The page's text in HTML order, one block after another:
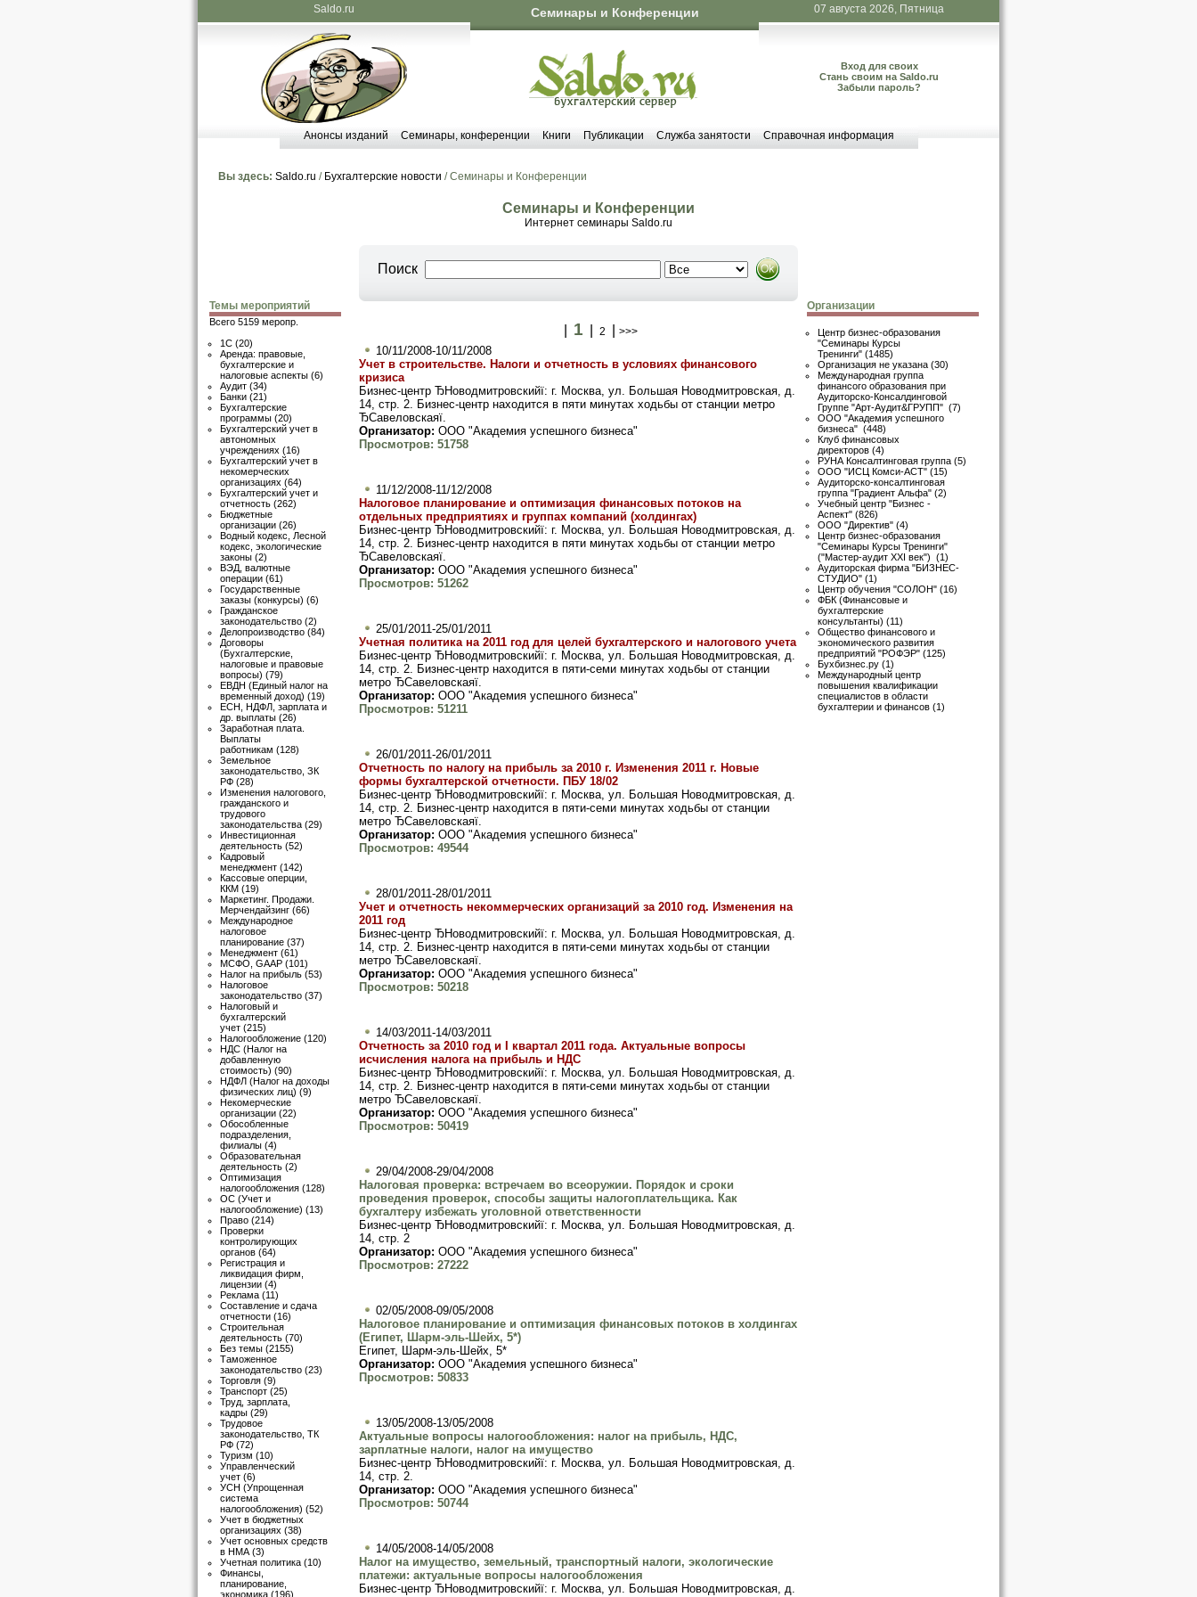
Saldo.ru Семинары и Конференции 07 августа 2026, Пятница
Вход для своих
Стань своим на Saldo.ru
Забыли пароль?
Анонсы изданий Семинары, конференции Книги Публикации Служба занятости Справочная информация
Вы здесь: Saldo.ru / Бухгалтерские новости / Семинары и Конференции
Семинары и Конференции
Интернет семинары Saldo.ru
Поиск
1 2 >>>
Темы мероприятий
Всего 5159 меропр.
1C (20)
Аренда: правовые,
бухгалтерские и
налоговые аспекты (6)
Аудит (34)
Банки (21)
Бухгалтерские
программы (20)
Бухгалтерский учет в
автономных
учреждениях (16)
Бухгалтерский учет в
некомерческих
организациях (64)
Бухгалтерский учет и
отчетность (262)
Бюджетные
организации (26)
Водный кодекс, Лесной
кодекс, экологические
законы (2)
ВЭД, валютные
операции (61)
Государственные
заказы (конкурсы) (6)
Гражданское
законодательство (2)
Делопроизводство (84)
Договоры
(Бухгалтерские,
налоговые и правовые
вопросы) (79)
ЕВДН (Единый налог на
временный доход) (19)
ЕСН, НДФЛ, зарплата и
др. выплаты (26)
Заработная плата.
Выплаты
работникам (128)
Земельное
законодательство, ЗК
РФ (28)
Изменения налогового,
гражданского и
трудового
законодательства (29)
Инвестиционная
деятельность (52)
Кадровый
менеджмент (142)
Кассовые оперции,
ККМ (19)
Маркетинг. Продажи.
Мерчендайзинг (66)
Международное
налоговое
планирование (37)
Менеджмент (61)
МСФО, GAAP (101)
Налог на прибыль (53)
Налоговое
законодательство (37)
Налоговый и
бухгалтерский
учет (215)
Налогообложение (120)
НДС (Налог на
добавленную
стоимость) (90)
НДФЛ (Налог на доходы
физических лиц) (9)
Некомерческие
организации (22)
Обособленные
подразделения,
филиалы (4)
Образовательная
деятельность (2)
Оптимизация
налогообложения (128)
ОС (Учет и
налогообложение) (13)
Право (214)
Проверки
контролирующих
органов (64)
Регистрация и
ликвидация фирм,
лицензии (4)
Реклама (11)
Составление и сдача
отчетности (16)
Строительная
деятельность (70)
Без темы (2155)
Таможенное
законодательство (23)
Торговля (9)
Транспорт (25)
Труд, зарплата,
кадры (29)
Трудовое
законодательство, ТК
РФ (72)
Туризм (10)
Управленческий
учет (6)
УСН (Упрощенная
система
налогообложения) (52)
Учет в бюджетных
организациях (38)
Учет основных средств
в НМА (3)
Учетная политика (10)
Финансы,
планирование,
экономика (196)
10/11/2008-10/11/2008
Учет в строительстве. Налоги и отчетность в условиях финансового
кризиса
Бизнес-центр ЂНоводмитровскийї: г. Москва, ул. Большая Новодмитровская, д.
14, стр. 2. Бизнес-центр находится в пяти минутах ходьбы от станции метро
ЂСавеловскаяї.
Организатор: ООО "Академия успешного бизнеса"
Просмотров: 51758
11/12/2008-11/12/2008
Налоговое планирование и оптимизация финансовых потоков на
отдельных предприятиях и группах компаний (холдингах)
Бизнес-центр ЂНоводмитровскийї: г. Москва, ул. Большая Новодмитровская, д.
14, стр. 2. Бизнес-центр находится в пяти минутах ходьбы от станции метро
ЂСавеловскаяї.
Организатор: ООО "Академия успешного бизнеса"
Просмотров: 51262
25/01/2011-25/01/2011
Учетная политика на 2011 год для целей бухгалтерского и налогового учета
Бизнес-центр ЂНоводмитровскийї: г. Москва, ул. Большая Новодмитровская, д.
14, стр. 2. Бизнес-центр находится в пяти-семи минутах ходьбы от станции
метро ЂСавеловскаяї.
Организатор: ООО "Академия успешного бизнеса"
Просмотров: 51211
26/01/2011-26/01/2011
Отчетность по налогу на прибыль за 2010 г. Изменения 2011 г. Новые
формы бухгалтерской отчетности. ПБУ 18/02
Бизнес-центр ЂНоводмитровскийї: г. Москва, ул. Большая Новодмитровская, д.
14, стр. 2. Бизнес-центр находится в пяти-семи минутах ходьбы от станции
метро ЂСавеловскаяї.
Организатор: ООО "Академия успешного бизнеса"
Просмотров: 49544
28/01/2011-28/01/2011
Учет и отчетность некоммерческих организаций за 2010 год. Изменения на
2011 год
Бизнес-центр ЂНоводмитровскийї: г. Москва, ул. Большая Новодмитровская, д.
14, стр. 2. Бизнес-центр находится в пяти-семи минутах ходьбы от станции
метро ЂСавеловскаяї.
Организатор: ООО "Академия успешного бизнеса"
Просмотров: 50218
14/03/2011-14/03/2011
Отчетность за 2010 год и I квартал 2011 года. Актуальные вопросы
исчисления налога на прибыль и НДС
Бизнес-центр ЂНоводмитровскийї: г. Москва, ул. Большая Новодмитровская, д.
14, стр. 2. Бизнес-центр находится в пяти-семи минутах ходьбы от станции
метро ЂСавеловскаяї.
Организатор: ООО "Академия успешного бизнеса"
Просмотров: 50419
29/04/2008-29/04/2008
Налоговая проверка: встречаем во всеоружии. Порядок и сроки
проведения проверок, способы защиты налогоплательщика. Как
бухгалтеру избежать уголовной ответственности
Бизнес-центр ЂНоводмитровскийї: г. Москва, ул. Большая Новодмитровская, д.
14, стр. 2
Организатор: ООО "Академия успешного бизнеса"
Просмотров: 27222
02/05/2008-09/05/2008
Налоговое планирование и оптимизация финансовых потоков в холдингах
(Египет, Шарм-эль-Шейх, 5*)
Египет, Шарм-эль-Шейх, 5*
Организатор: ООО "Академия успешного бизнеса"
Просмотров: 50833
13/05/2008-13/05/2008
Актуальные вопросы налогообложения: налог на прибыль, НДС,
зарплатные налоги, налог на имущество
Бизнес-центр ЂНоводмитровскийї: г. Москва, ул. Большая Новодмитровская, д.
14, стр. 2.
Организатор: ООО "Академия успешного бизнеса"
Просмотров: 50744
14/05/2008-14/05/2008
Налог на имущество, земельный, транспортный налоги, экологические
платежи: актуальные вопросы налогообложения
Бизнес-центр ЂНоводмитровскийї: г. Москва, ул. Большая Новодмитровская, д.
Организации
Центр бизнес-образования
"Семинары Курсы
Тренинги" (1485)
Организация не указана (30)
Международная группа
финансого образования при
Аудиторско-Консалдинговой
Группе "Арт-Аудит&ГРУПП" (7)
ООО "Академия успешного
бизнеса" (448)
Клуб финансовых
директоров (4)
РУНА Консалтинговая группа (5)
ООО "ИСЦ Комси-АСТ" (15)
Аудиторско-консалтинговая
группа "Градиент Альфа" (2)
Учебный центр "Бизнес -
Аспект" (826)
ООО "Директив" (4)
Центр бизнес-образования
"Семинары Курсы Тренинги"
("Мастер-аудит XXI век") (1)
Аудиторская фирма "БИЗНЕС-
СТУДИО" (1)
Центр обучения "СОЛОН" (16)
ФБК (Финансовые и
бухгалтерские
консультанты) (11)
Общество финансового и
экономического развития
предприятий "РОФЭР" (125)
Бухбизнес.ру (1)
Международный центр
повышения квалификации
специалистов в области
бухгалтерии и финансов (1)